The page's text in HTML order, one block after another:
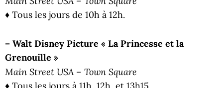
♦ Tous les jours de 10h à 12h.
– Walt Disney Picture « La Princesse et la
Grenouille »
Main Street USA – Town Square